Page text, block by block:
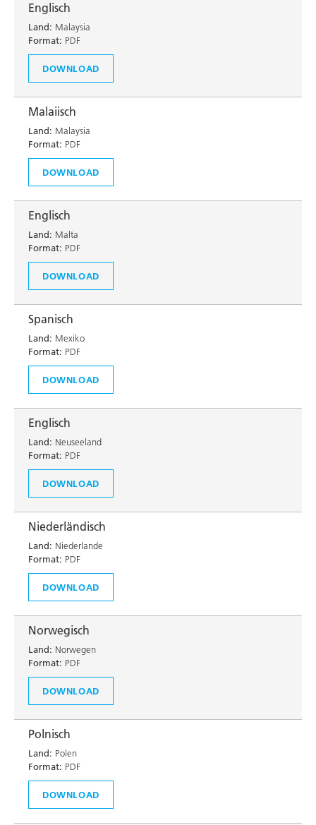
Englisch
Land: Malaysia
Format: PDF
DOWNLOAD
Malaiisch
Land: Malaysia
Format: PDF
DOWNLOAD
Englisch
Land: Malta
Format: PDF
DOWNLOAD
Spanisch
Land: Mexiko
Format: PDF
DOWNLOAD
Englisch
Land: Neuseeland
Format: PDF
DOWNLOAD
Niederländisch
Land: Niederlande
Format: PDF
DOWNLOAD
Norwegisch
Land: Norwegen
Format: PDF
DOWNLOAD
Polnisch
Land: Polen
Format: PDF
DOWNLOAD